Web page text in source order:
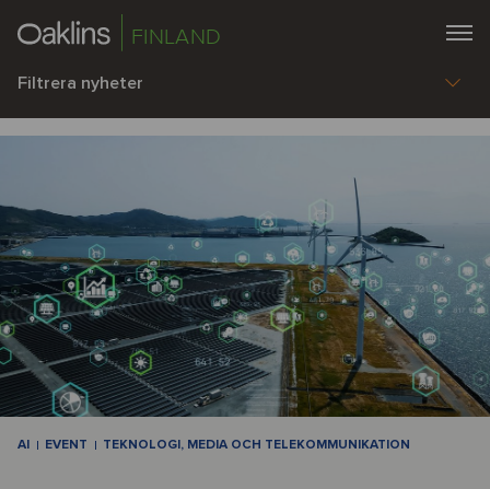
FINLAND
Filtrera nyheter
AI EVENT TEKNOLOGI, MEDIA OCH TELEKOMMUNIKATION